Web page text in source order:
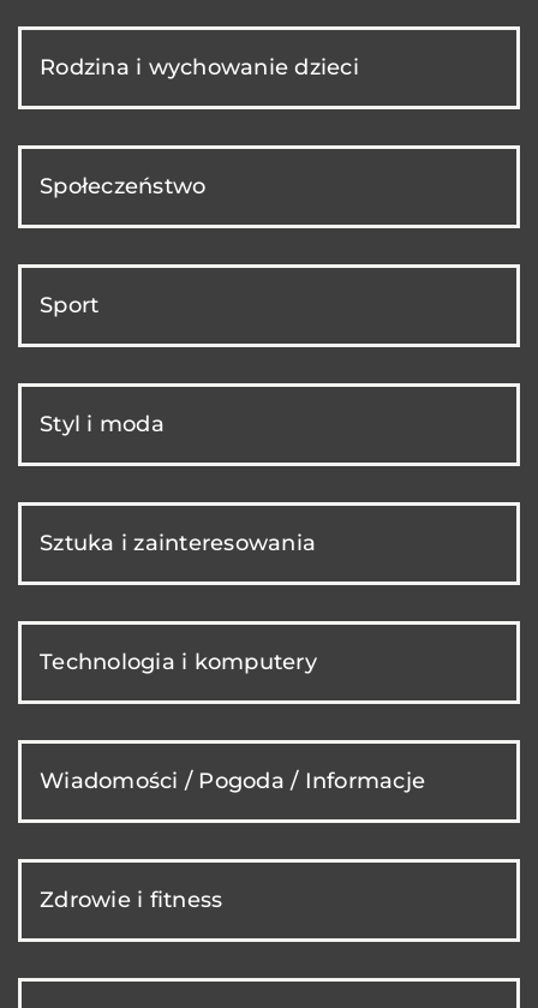
Rodzina i wychowanie dzieci
Społeczeństwo
Sport
Styl i moda
Sztuka i zainteresowania
Technologia i komputery
Wiadomości / Pogoda / Informacje
Zdrowie i fitness